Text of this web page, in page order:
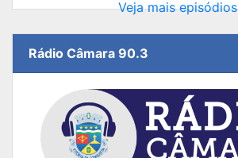
Veja mais episódios
Rádio Câmara 90.3